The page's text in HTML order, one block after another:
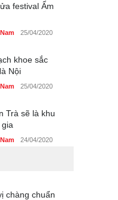
festival Ẩm
25/04/2020
khoe sắc
Nội
25/04/2020
Trà sẽ là khu
24/04/2020
25/04/2020
chàng chuẩn